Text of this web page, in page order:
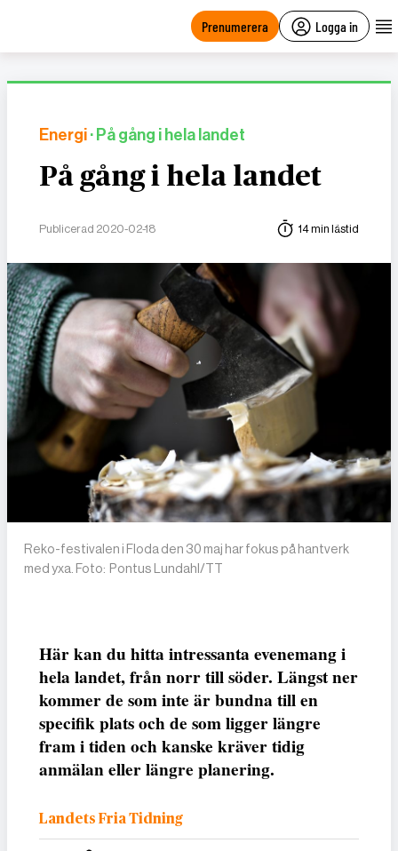
Prenumerera Logga in
Energi· På gång i hela landet
På gång i hela landet
Publicerad 2020-02-18 14 min lästid
Reko-festivalen i Floda den 30 maj har fokus på hantverk
med yxa. Foto: Pontus Lundahl/TT
Här kan du hitta intressanta evenemang i
hela landet, från norr till söder. Längst ner
kommer de som inte är bundna till en
specifik plats och de som ligger längre
fram i tiden och kanske kräver tidig
anmälan eller längre planering.
Landets Fria Tidning